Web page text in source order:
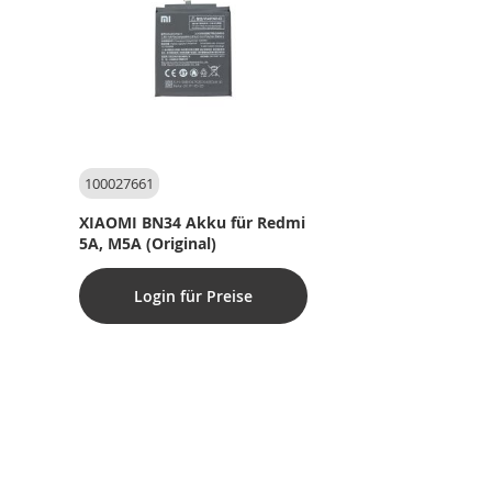
100027661
XIAOMI BN34 Akku für Redmi
5A, M5A (Original)
Login für Preise